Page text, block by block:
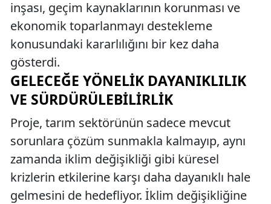
inşası, geçim kaynaklarının korunması ve
ekonomik toparlanmayı destekleme
konusundaki kararlılığını bir kez daha
gösterdi.
GELECEĞE YÖNELIK DAYANIKLILIK
VE SÜRDÜRÜLEBILIRLIK
Proje, tarım sektörünün sadece mevcut
sorunlara çözüm sunmakla kalmayıp, aynı
zamanda iklim değişikliği gibi küresel
krizlerin etkilerine karşı daha dayanıklı hale
gelmesini de hedefliyor. İklim değişikliğine